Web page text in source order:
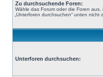
Zu durchsuchende Foren:
Wähle das Forum oder die Foren
„Unterforen durchsuchen“ unten nicht
Unterforen durchsuchen: